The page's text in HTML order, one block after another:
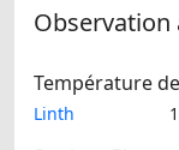
Observation
Température
Linth